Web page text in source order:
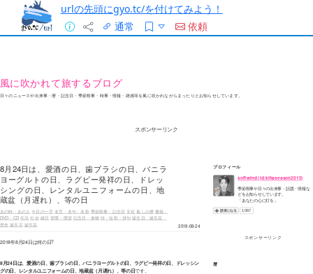
urlの先頭にgyo.tc/を付けてみよう！
通常
依頼